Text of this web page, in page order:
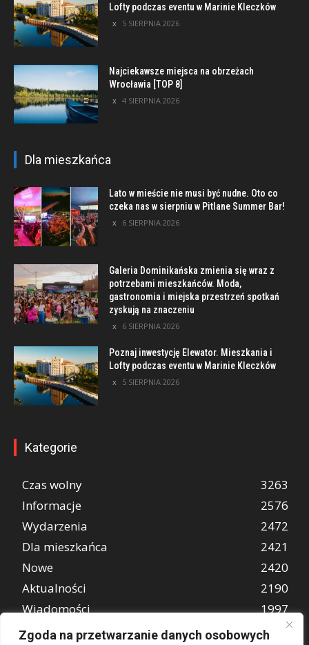
Zgoda na przetwarzanie danych osobowych
Lofty podczas eventu w Marinie Kleczków
5 SIERPNIA 2026
Najciekawsze miejsca na obrzeżach
Wrocławia [TOP 8]
4 SIERPNIA 2026
Dla mieszkańca
Lato w mieście nie musi być nudne. Oto co
czeka nas w sierpniu w Pitlane Summer Bar!
6 SIERPNIA 2026
Galeria Dominikańska zmienia się wraz z
potrzebami mieszkańców. Moda,
gastronomia i miejska przestrzeń spotkań
zyskują na znaczeniu
6 SIERPNIA 2026
Poznaj inwestycję Elewator. Mieszkania i
Lofty podczas eventu w Marinie Kleczków
5 SIERPNIA 2026
Kategorie
Czas wolny
3263
Informacje
2576
Wydarzenia
2472
Dla mieszkańca
2421
Nowe
2420
Aktualności
2190
Wiadomości
1997
REKLAMA
849